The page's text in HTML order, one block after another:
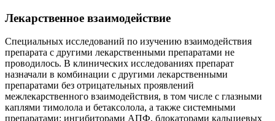
Лекарственное взаимодействие
Специальных исследований по изучению взаимодействия
препарата с другими лекарственными препаратами не
проводилось. В клинических исследованиях препарат
назначали в комбинации с другими лекарственными
препаратами без отрицательных проявлений
межлекарственного взаимодействия, в том числе с глазными
каплями тимолола и бетаксолола, а также системными
препаратами: ингибиторами АПФ, блокаторами кальциевых